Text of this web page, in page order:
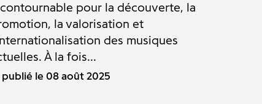
pour la découverte, la
la valorisation et
des musiques
À la fois...
publié le 08 août 2025